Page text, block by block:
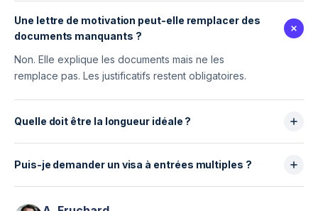
Une lettre de motivation peut-elle remplacer des
documents manquants ?
Non. Elle explique les documents mais ne les
remplace pas. Les justificatifs restent obligatoires.
Quelle doit être la longueur idéale ?
Environ une page, soit 300 à 600 mots, claire et
facile à vérifier.
Puis-je demander un visa à entrées multiples ?
Oui, mais uniquement si la demande est crédible et
justifiée par votre profil et vos voyages.